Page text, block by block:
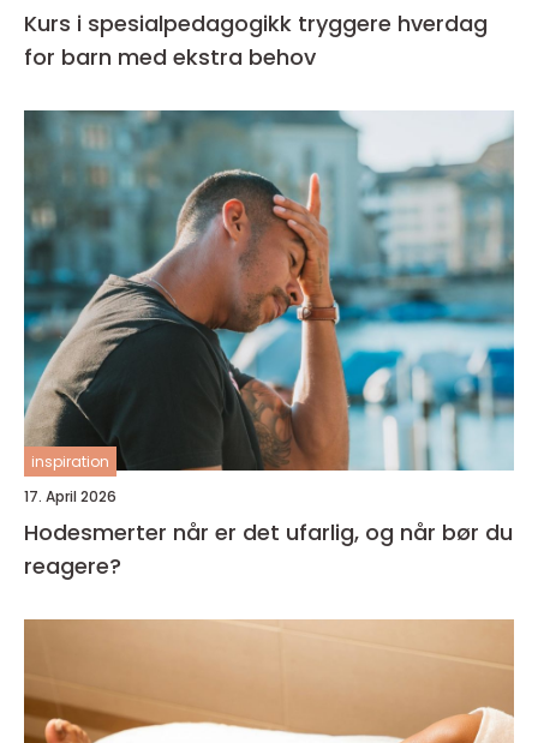
Kurs i spesialpedagogikk tryggere hverdag
for barn med ekstra behov
inspiration
17. April 2026
Hodesmerter når er det ufarlig, og når bør du
reagere?